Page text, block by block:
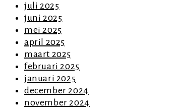
juli 2025
juni 2025
mei 2025
april 2025
maart 2025
februari 2025
januari 2025
december 2024
november 2024